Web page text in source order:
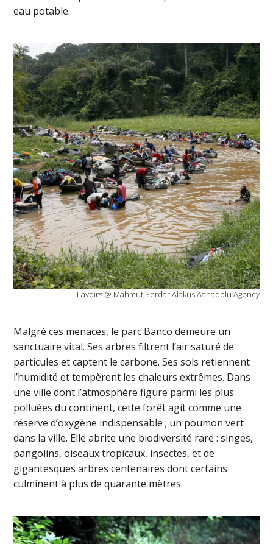
eau potable.
Lavoirs @ Mahmut Serdar Alakus Aanadolu Agency
Malgré ces menaces, le parc Banco demeure un
sanctuaire vital. Ses arbres filtrent l’air saturé de
particules et captent le carbone. Ses sols retiennent
l’humidité et tempèrent les chaleurs extrêmes. Dans
une ville dont l’atmosphère figure parmi les plus
polluées du continent, cette forêt agit comme une
réserve d’oxygène indispensable ; un poumon vert
dans la ville. Elle abrite une biodiversité rare : singes,
pangolins, oiseaux tropicaux, insectes, et de
gigantesques arbres centenaires dont certains
culminent à plus de quarante mètres.